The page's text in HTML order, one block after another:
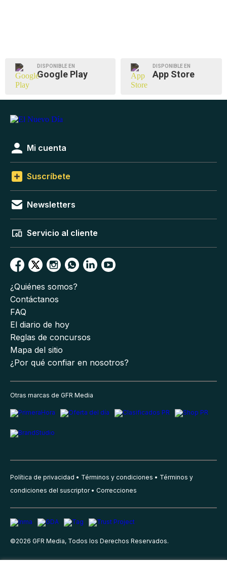
DISPONIBLE EN
Google Play
DISPONIBLE EN
App Store
Mi cuenta
Suscríbete
Newsletters
Servicio al cliente
¿Quiénes somos?
Contáctanos
FAQ
El diario de hoy
Reglas de concursos
Mapa del sitio
¿Por qué confiar en nosotros?
Otras marcas de GFR Media
Política de privacidad Términos y condiciones
Términos y
condiciones del suscriptor
Correcciones
©2026 GFR Media, Todos los Derechos Reservados.